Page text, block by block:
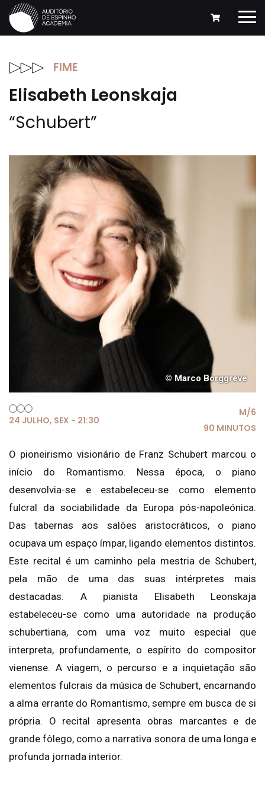
FIME
Elisabeth Leonskaja
“Schubert”
© Marco Borggreve
24 JULHO, SEX - 21:30
M/6
90 MINUTOS
O pioneirismo visionário de Franz Schubert marcou o
início do Romantismo. Nessa época, o piano
desenvolvia-se e estabeleceu-se como elemento
fulcral da sociabilidade da Europa pós-napoleónica.
Das tabernas aos salões aristocráticos, o piano
ocupava um espaço ímpar, ligando elementos distintos.
Este recital é um caminho pela mestria de Schubert,
pela mão de uma das suas intérpretes mais
destacadas. A pianista Elisabeth Leonskaja
estabeleceu-se como uma autoridade na produção
schubertiana, com uma voz muito especial que
interpreta, profundamente, o espírito do compositor
vienense. A viagem, o percurso e a inquietação são
elementos fulcrais da música de Schubert, encarnando
a alma errante do Romantismo, sempre em busca de si
própria. O recital apresenta obras marcantes e de
grande fôlego, como a narrativa sonora de uma longa e
profunda jornada interior.